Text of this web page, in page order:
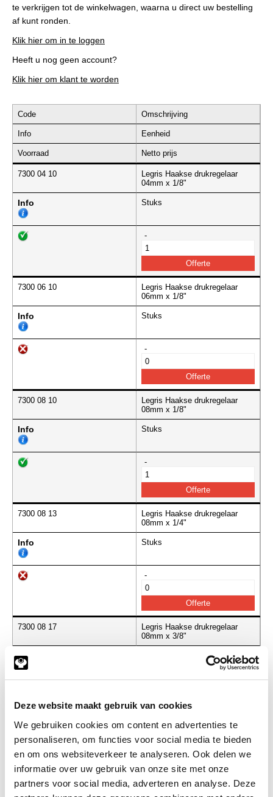
Deze website maakt gebruik van cookies
We gebruiken cookies om content en advertenties te
personaliseren, om functies voor social media te bieden
en om ons websiteverkeer te analyseren. Ook delen we
informatie over uw gebruik van onze site met onze
partners voor social media, adverteren en analyse. Deze
te verkrijgen tot de winkelwagen, waarna u direct uw bestelling
af kunt ronden.
Klik hier om in te loggen
Heeft u nog geen account?
Klik hier om klant te worden
Code Omschrijving
Info Eenheid
Voorraad Netto prijs
7300 04 10
Legris Haakse drukregelaar
04mm x 1/8"
Info Stuks
-
7300 06 10
Legris Haakse drukregelaar
06mm x 1/8"
Info Stuks
-
7300 08 10
Legris Haakse drukregelaar
08mm x 1/8"
Info Stuks
-
7300 08 13
Legris Haakse drukregelaar
08mm x 1/4"
Info Stuks
-
7300 08 17
Legris Haakse drukregelaar
08mm x 3/8"
Info
7300 10 13
Legris Haakse drukregelaar
10mm x 1/4"
Info Stuks